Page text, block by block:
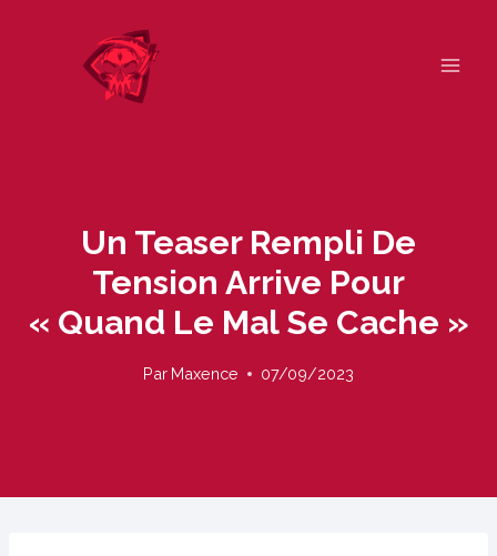
Un Teaser Rempli De
Tension Arrive Pour
« Quand Le Mal Se Cache »
Par Maxence 07/09/2023